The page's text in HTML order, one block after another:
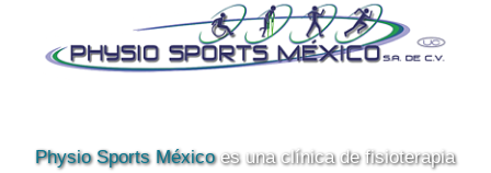
Physio Sports Méxicoes una clínica de fisioterapia